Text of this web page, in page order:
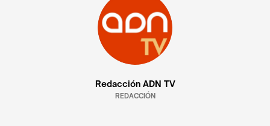
Redacción ADN TV
REDACCIÓN